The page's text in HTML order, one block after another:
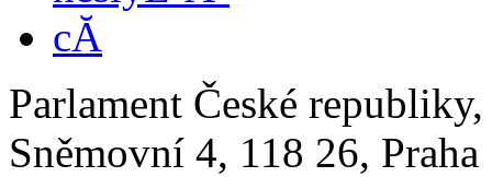
Parlament České
Sněmovní 4, 118 26,